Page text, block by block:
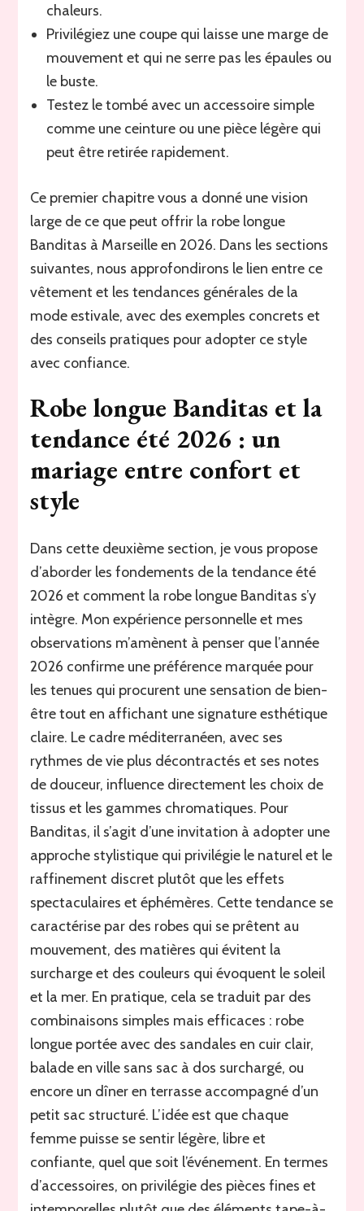
chaleurs.
Privilégiez une coupe qui laisse une marge de
mouvement et qui ne serre pas les épaules ou
le buste.
Testez le tombé avec un accessoire simple
comme une ceinture ou une pièce légère qui
peut être retirée rapidement.
Ce premier chapitre vous a donné une vision
large de ce que peut offrir la robe longue
Banditas à Marseille en 2026. Dans les sections
suivantes, nous approfondirons le lien entre ce
vêtement et les tendances générales de la
mode estivale, avec des exemples concrets et
des conseils pratiques pour adopter ce style
avec confiance.
Robe longue Banditas et la
tendance été 2026 : un
mariage entre confort et
style
Dans cette deuxième section, je vous propose
d’aborder les fondements de la tendance été
2026 et comment la robe longue Banditas s’y
intègre. Mon expérience personnelle et mes
observations m’amènent à penser que l’année
2026 confirme une préférence marquée pour
les tenues qui procurent une sensation de bien-
être tout en affichant une signature esthétique
claire. Le cadre méditerranéen, avec ses
rythmes de vie plus décontractés et ses notes
de douceur, influence directement les choix de
tissus et les gammes chromatiques. Pour
Banditas, il s’agit d’une invitation à adopter une
approche stylistique qui privilégie le naturel et le
raffinement discret plutôt que les effets
spectaculaires et éphémères. Cette tendance se
caractérise par des robes qui se prêtent au
mouvement, des matières qui évitent la
surcharge et des couleurs qui évoquent le soleil
et la mer. En pratique, cela se traduit par des
combinaisons simples mais efficaces : robe
longue portée avec des sandales en cuir clair,
balade en ville sans sac à dos surchargé, ou
encore un dîner en terrasse accompagné d’un
petit sac structuré. L’idée est que chaque
femme puisse se sentir légère, libre et
confiante, quel que soit l’événement. En termes
d’accessoires, on privilégie des pièces fines et